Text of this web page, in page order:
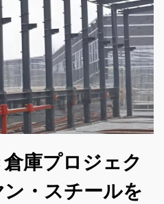
庫プロジェク
ン・スチールを